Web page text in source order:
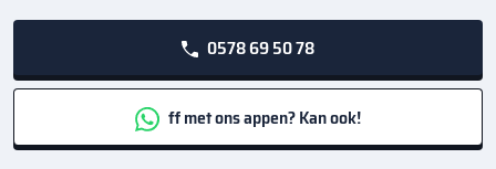
0578 69 50 78
ff met ons appen? Kan ook!